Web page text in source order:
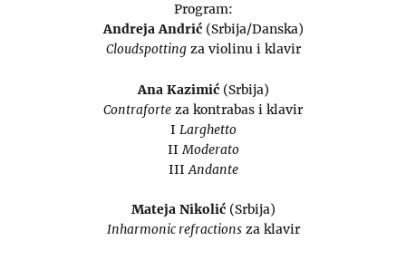
Program:
Andreja Andrić(Srbija/Danska)
Cloudspottingza violinu i klavir
Ana Kazimić(Srbija)
Contraforte za kontrabas i klavir
I Larghetto
IIModerato
IIIAndante
Mateja Nikolić(Srbija)
Inharmonic refractionsza klavir